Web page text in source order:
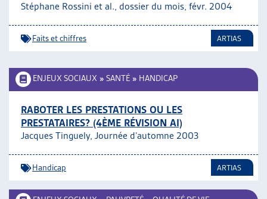
Stéphane Rossini et al., dossier du mois, févr. 2004
Faits et chiffres ARTIAS
ENJEUX SOCIAUX » SANTÉ » HANDICAP
RABOTER LES PRESTATIONS OU LES
PRESTATAIRES? (4ÈME RÉVISION AI)
Jacques Tinguely, Journée d’automne 2003
Handicap ARTIAS